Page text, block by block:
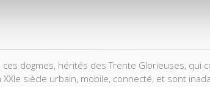
dogmes, hérités des Trente Glorieuses, qui
siècle urbain, mobile, connecté, et sont